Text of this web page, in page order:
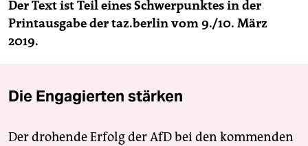
Der Text ist Teil eines Schwerpunktes in der
Printausgabe der taz.berlin vom 9./10. März
2019.
Die Engagierten stärken
Der drohende Erfolg der AfD bei den kommenden